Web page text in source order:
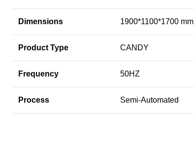
Dimensions 1900*1100*1700 mm
Product Type CANDY
Frequency 50HZ
Process Semi-Automated